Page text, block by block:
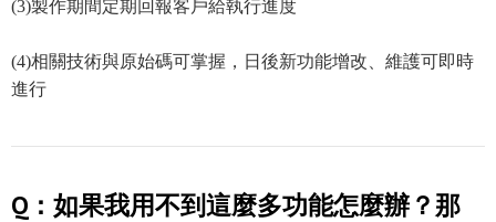
(3)製作期間定期回報客戶給執行進度
(4)相關技術與原始碼可掌握，日後新功能增改、維護可即時
進行
Q：如果我用不到這麼多功能怎麼辦？那